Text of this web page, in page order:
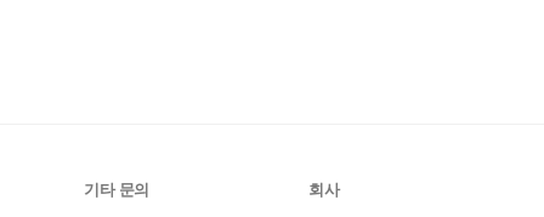
기타 문의
회사